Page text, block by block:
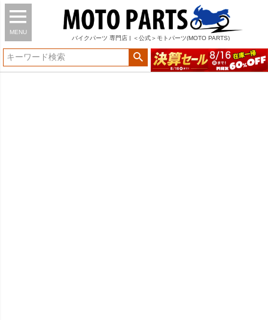
MENU
バイク パーツ 専門店 | ＜公式＞モトパーツ(MOTO PARTS)